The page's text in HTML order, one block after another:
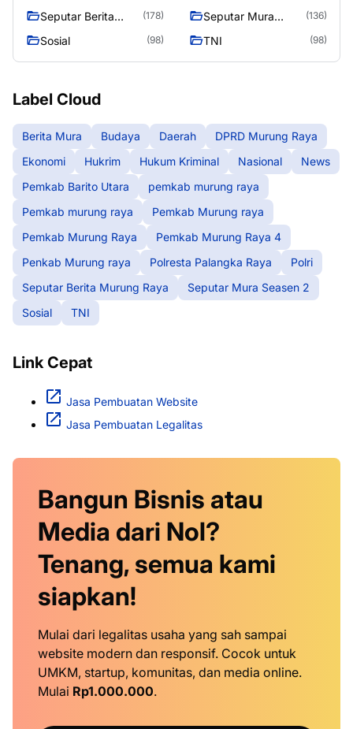
Seputar Berita
(178)
Seputar Mura
(136)
Sosial (98) TNI (98)
Label Cloud
Berita Mura Budaya Daerah
DPRD Murung Raya
Ekonomi
Hukrim Hukum Kriminal Nasional
News
Pemkab Barito Utara
pemkab murung raya
Pemkab murung raya
Pemkab Murung raya
Pemkab Murung Raya
Pemkab Murung Raya 4
Penkab Murung raya
Polresta Palangka Raya
Polri
Seputar Berita Murung Raya
Seputar Mura Seasen 2
Sosial
TNI
Link Cepat
Jasa Pembuatan Website
Jasa Pembuatan Legalitas
Bangun Bisnis atau
Media dari Nol?
Tenang, semua kami
siapkan!
Mulai dari legalitas usaha yang sah sampai
website modern dan responsif. Cocok untuk
UMKM, startup, komunitas, dan media online.
Mulai Rp1.000.000.